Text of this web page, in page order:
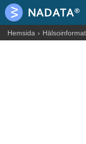
VIRALA SJUKDOMAR
ALLERGIER
Hemsida